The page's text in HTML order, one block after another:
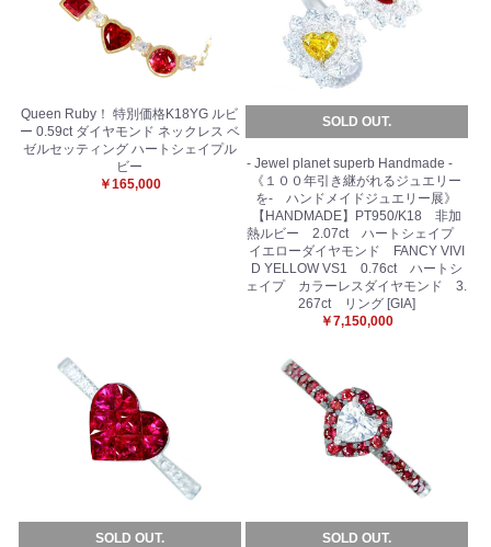
Queen Ruby！ 特別価格K18YG ルビ
ー 0.59ct ダイヤモンド ネックレス ベ
ゼルセッティング ハートシェイプル
ビー
￥165,000
SOLD OUT.
- Jewel planet superb Handmade -
《１００年引き継がれるジュエリー
を- ハンドメイドジュエリー展》
【HANDMADE】PT950/K18 非加
熱ルビー 2.07ct ハートシェイプ
イエローダイヤモンド FANCY VIVI
D YELLOW VS1 0.76ct ハートシ
ェイプ カラーレスダイヤモンド 3.
267ct リング [GIA]
￥7,150,000
SOLD OUT. SOLD OUT.